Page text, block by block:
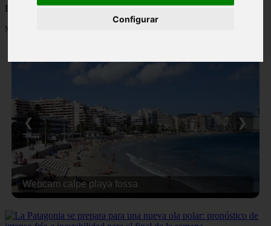
Configurar
Blog sobre la Patagonia en particular y sobre turismo en general
Mostrando 1 - 24 de 477 artículos
Webcam calpe playa fossa
❮ ❯